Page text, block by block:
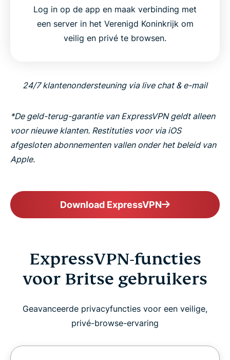
Log in op de app en maak verbinding met
een server in het Verenigd Koninkrijk om
veilig en privé te browsen.
24/7 klantenondersteuning via live chat & e-mail
*De geld-terug-garantie van ExpressVPN geldt alleen
voor nieuwe klanten. Restituties voor via iOS
afgesloten abonnementen vallen onder het beleid van
Apple.
Download ExpressVPN
ExpressVPN-functies
voor Britse gebruikers
Geavanceerde privacyfuncties voor een veilige,
privé-browse-ervaring